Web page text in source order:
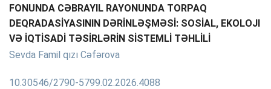
FONUNDA CƏBRAYIL RAYONUNDA TORPAQ
DEQRADASİYASININ DƏRİNLƏŞMƏSİ: SOSİAL, EKOLOJI
VƏ İQTİSADİ TƏSİRLƏRİN SİSTEMLİ TƏHLİLİ
Sevda Famil qızı Cəfərova
10.30546/2790-5799.02.2026.4088